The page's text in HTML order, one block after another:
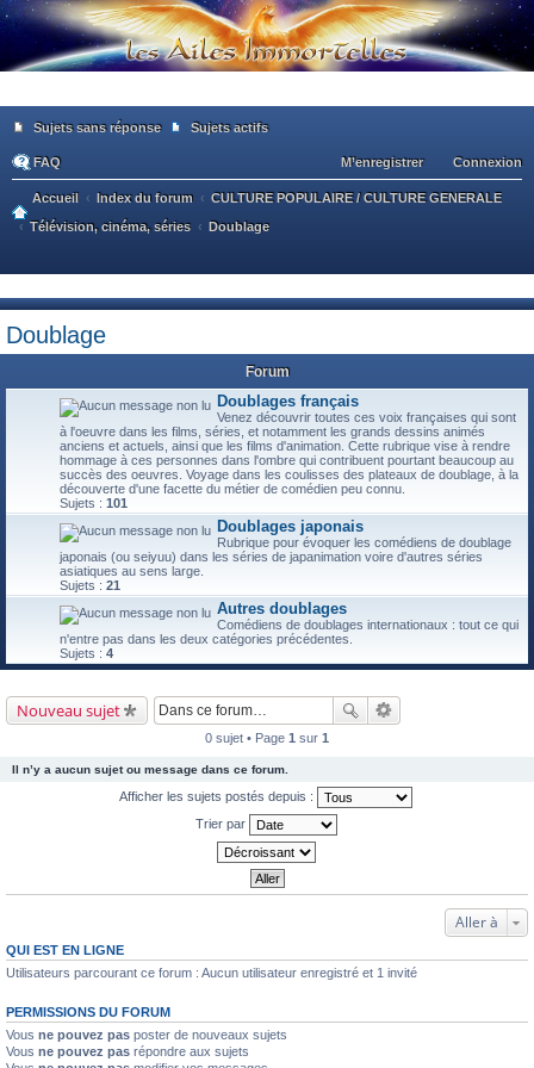
Sujets sans réponse Sujets actifs
FAQ Connexion
M’enregistrer
Accueil Index du forum
CULTURE POPULAIRE / CULTURE GENERALE
Télévision, cinéma, séries
Doublage
he
Doublage
Forum
Doublages français
Venez découvrir toutes ces voix françaises qui sont
à l'oeuvre dans les films, séries, et notamment les grands dessins animés
anciens et actuels, ainsi que les films d'animation. Cette rubrique vise à rendre
hommage à ces personnes dans l'ombre qui contribuent pourtant beaucoup au
succès des oeuvres. Voyage dans les coulisses des plateaux de doublage, à la
découverte d'une facette du métier de comédien peu connu.
Sujets : 101
Doublages japonais
Rubrique pour évoquer les comédiens de doublage
japonais (ou seiyuu) dans les séries de japanimation voire d'autres séries
asiatiques au sens large.
Sujets : 21
Autres doublages
Comédiens de doublages internationaux : tout ce qui
n'entre pas dans les deux catégories précédentes.
Sujets : 4
Nouveau sujet
0 sujet • Page 1 sur 1
Il n’y a aucun sujet ou message dans ce forum.
Afficher les sujets postés depuis :
Trier par
Aller à
QUI EST EN LIGNE
Utilisateurs parcourant ce forum : Aucun utilisateur enregistré et 1 invité
PERMISSIONS DU FORUM
Vous ne pouvez pas poster de nouveaux sujets
Vous ne pouvez pas répondre aux sujets